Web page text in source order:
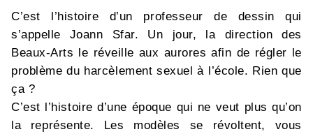
C’est l’histoire d’un professeur de dessin qui
s’appelle Joann Sfar. Un jour, la direction des
Beaux-Arts le réveille aux aurores afin de régler le
problème du harcèlement sexuel à l’école. Rien que
ça ?
C’est l’histoire d’une époque qui ne veut plus qu’on
la représente. Les modèles se révoltent, vous